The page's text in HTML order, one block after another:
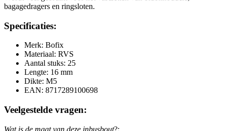
bagagedragers en ringsloten.
Specificaties:
Merk: Bofix
Materiaal: RVS
Aantal stuks: 25
Lengte: 16 mm
Dikte: M5
EAN: 8717289100698
Veelgestelde vragen:
Wat is de maat van deze inbusbout?: